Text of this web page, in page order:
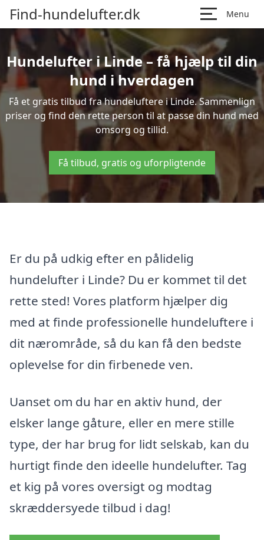
Find-hundelufter.dk Menu
Hundelufter i Linde – få hjælp til din
hund i hverdagen
Få et gratis tilbud fra hundeluftere i Linde. Sammenlign
priser og find den rette person til at passe din hund med
omsorg og tillid.
Få tilbud, gratis og uforpligtende
Er du på udkig efter en pålidelig
hundelufter i Linde? Du er kommet til det
rette sted! Vores platform hjælper dig
med at finde professionelle hundeluftere i
dit nærområde, så du kan få den bedste
oplevelse for din firbenede ven.
Uanset om du har en aktiv hund, der
elsker lange gåture, eller en mere stille
type, der har brug for lidt selskab, kan du
hurtigt finde den ideelle hundelufter. Tag
et kig på vores oversigt og modtag
skræddersyede tilbud i dag!